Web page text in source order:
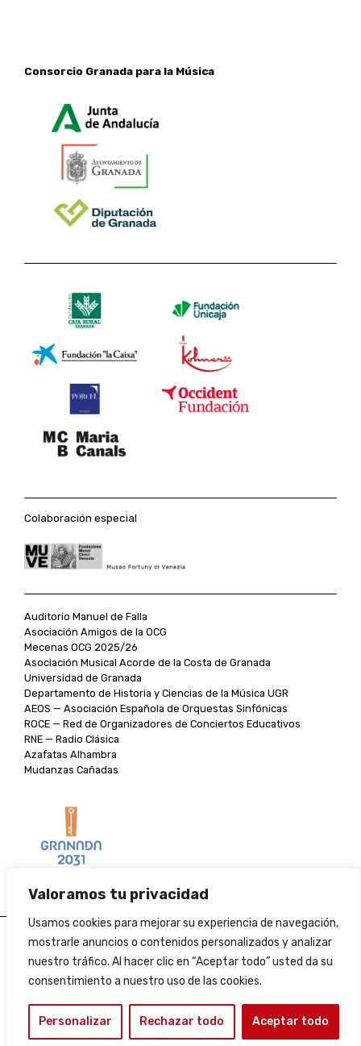
Valoramos tu privacidad
Usamos cookies para mejorar su experiencia de navegación,
mostrarle anuncios o contenidos personalizados y analizar
nuestro tráfico. Al hacer clic en “Aceptar todo” usted da su
consentimiento a nuestro uso de las cookies.
Personalizar Rechazar todo Aceptar todo
Consorcio Granada para la Música
Colaboración especial
Auditorio Manuel de Falla
Asociación Amigos de la OCG
Mecenas OCG 2025/26
Asociación Musical Acorde de la Costa de Granada
Universidad de Granada
Departamento de Historia y Ciencias de la Música UGR
AEOS — Asociación Española de Orquestas Sinfónicas
ROCE — Red de Organizadores de Conciertos Educativos
RNE — Radio Clásica
Azafatas Alhambra
Mudanzas Cañadas
Aviso legal
Política de cookies
Perfil del contratante